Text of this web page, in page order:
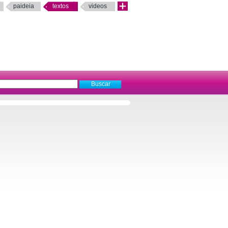
paideia textos videos